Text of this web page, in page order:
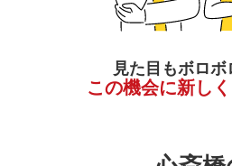
見た目もボロ
この機会に新し